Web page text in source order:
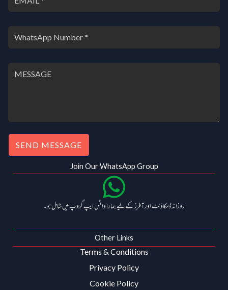
SEND MESSAGE
Join Our WhatsApp Group
روزانہ ڈسکاؤنٹ اور آفرز کے لیے ہمارا واٹس ایپ گروپ میں شامل ہو۔
Other Links
Terms & Conditions
Privacy Policy
Cookie Policy